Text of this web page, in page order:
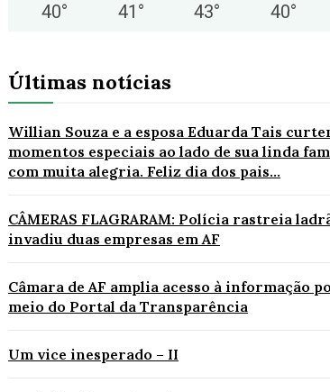
40° 41 ° 43° 40°
Últimas notícias
Willian Souza e a esposa Eduarda Tais
momentos especiais ao lado de sua linda
com muita alegria. Feliz dia dos pais...
CÂMERAS FLAGRARAM: Polícia rastreia
invadiu duas empresas em AF
Câmara de AF amplia acesso à informação
meio do Portal da Transparência
Um vice inesperado – II